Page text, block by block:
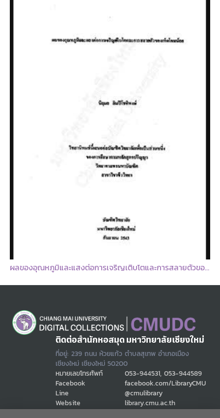
ผลของอุณหภูมิและแสงต่อการเจริญเติบโตและการสลายตัวของเห็ดโคนน้อย
ติดต่อสำนักหอสมุด มหาวิทยาลัยเชียงใหม่
ที่อยู่: 239 ถนน ห้วยแก้ว ตำบลสุเทพ อำเภอเมือง
เชียงใหม่ เชียงใหม่ 50200
หมายเลขโทรศัพท์ 053-944531, 053-944589
Facebook
facebook.com/LibraryCMU
Line
@cmulibrary
Website
library.cmu.ac.th